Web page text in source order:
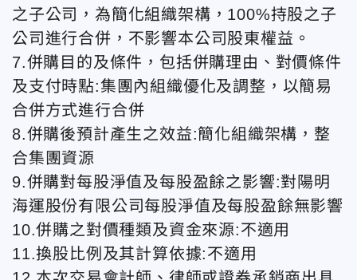
之子公司，為簡化組織架構，100%持股之子
公司進行合併，不影響本公司股東權益。
7.併購目的及條件，包括併購理由、對價條件
及支付時點:集團內組織優化及調整，以簡易
合併方式進行合併
8.併購後預計產生之效益:簡化組織架構，整
合集團資源
9.併購對每股淨值及每股盈餘之影響:對陽明
海運股份有限公司每股淨值及每股盈餘無影響
10.併購之對價種類及資金來源:不適用
11.換股比例及其計算依據:不適用